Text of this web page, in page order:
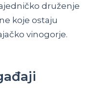
druženje
koje ostaju
vinogorje.